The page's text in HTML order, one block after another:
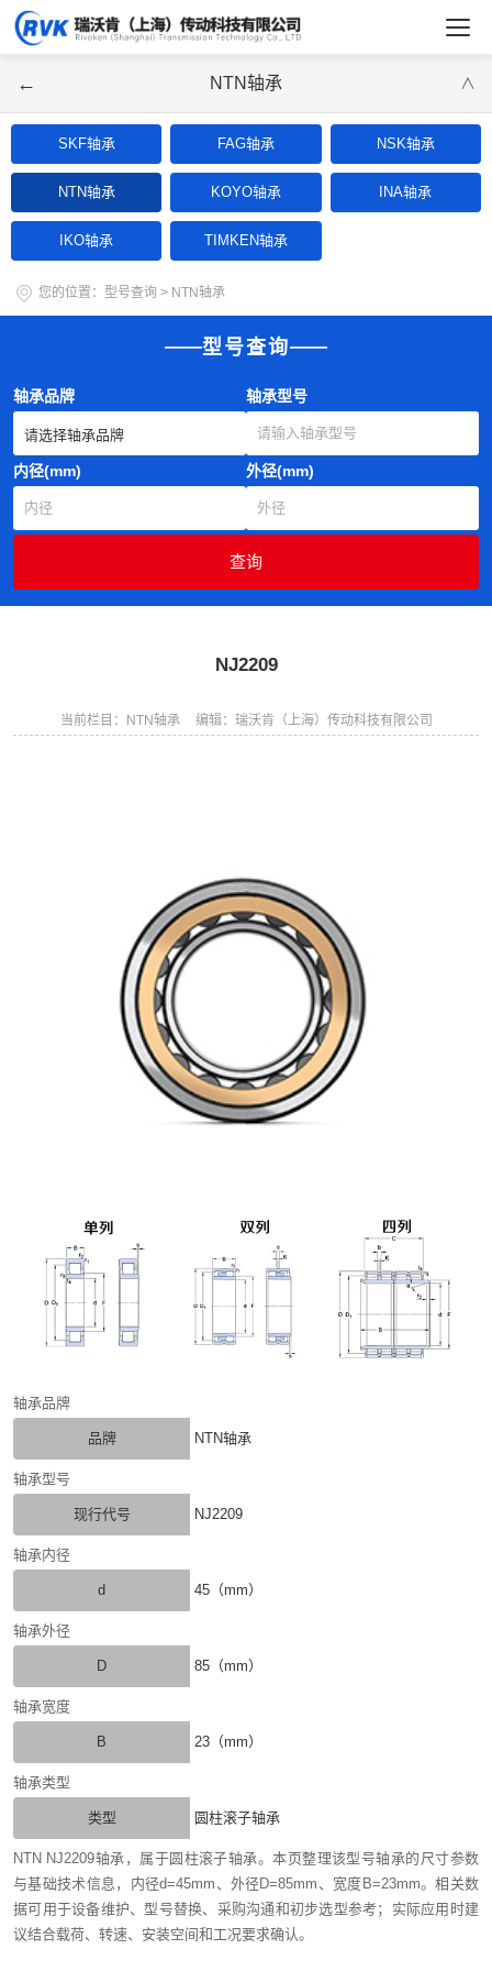
← NTN轴承 ∨
SKF轴承 FAG轴承 NSK轴承
NTN轴承 KOYO轴承 INA轴承
IKO轴承 TIMKEN轴承
您的位置： 型号查询 > NTN轴承
型号查询
轴承品牌 轴承型号
内径(mm) 外径(mm)
NJ2209
当前栏目：NTN轴承 编辑：瑞沃肯（上海）传动科技有限公司
轴承品牌
品牌 NTN轴承
轴承型号
现行代号 NJ2209
轴承内径
d 45（mm）
轴承外径
D 85（mm）
轴承宽度
B 23（mm）
轴承类型
类型 圆柱滚子轴承
NTN NJ2209轴承，属于圆柱滚子轴承。本页整理该型号轴承的尺寸参数
与基础技术信息，内径d=45mm、外径D=85mm、宽度B=23mm。相关数
据可用于设备维护、型号替换、采购沟通和初步选型参考；实际应用时建
议结合载荷、转速、安装空间和工况要求确认。